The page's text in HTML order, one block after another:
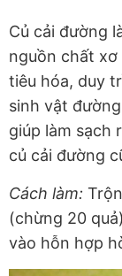
Củ cải đường
nguồn chất
tiêu hóa, duy
sinh vật
giúp làm sạch
củ cải đường
Cách làm:
(chừng 20
vào hỗn hợp